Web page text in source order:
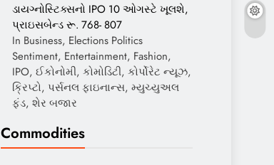
ડાયગ્નોસ્ટિક્સનો IPO 10 ઓગસ્ટે ખૂલશે,
પ્રાઇસબેન્ડ રૂ. 768- 807
In Business, Elections Politics
Sentiment, Entertainment, Fashion,
IPO, ઈકોનોમી, કોમોડિટી, કોર્પોરેટ ન્યૂઝ,
ક્રિપ્ટો, પર્સનલ ફાઇનાન્સ, મ્યુચ્યુઅલ
ફંડ, શેર બજાર
Commodities